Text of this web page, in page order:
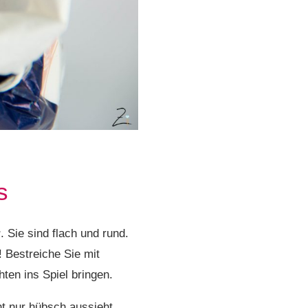
. Sie sind flach und rund.
Bestreiche Sie mit
ins Spiel bringen.